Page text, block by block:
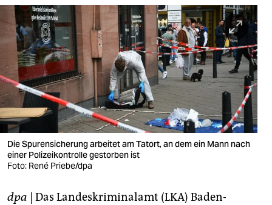
berlin
nord
wahrheit
verlag
verlag
veranstaltungen
shop
fragen & hilfe
Die Spurensicherung arbeitet am Tatort, an dem ein Mann nach
einer Polizeikontrolle gestorben ist
Foto: René Priebe/dpa
dpa | Das Landeskriminalamt (LKA) Baden-